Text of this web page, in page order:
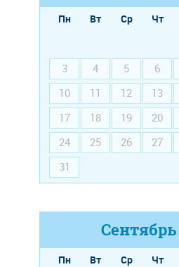
Пн Вт Ср Чт
3
4 5 6
10
11 12 13
17
18 19 20
24
25 26 27
31
Сентябрь
Пн Вт Ср Чт